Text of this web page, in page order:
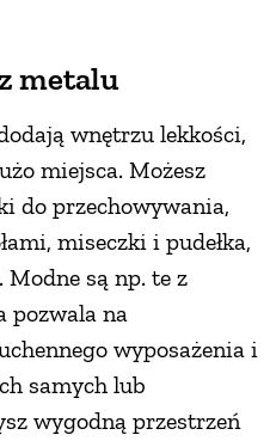
metalu
wnętrzu lekkości,
miejsca. Możesz
do przechowywania,
miseczki i pudełka,
są np. te z
pozwala na
wyposażenia i
samych lub
wygodną przestrzeń